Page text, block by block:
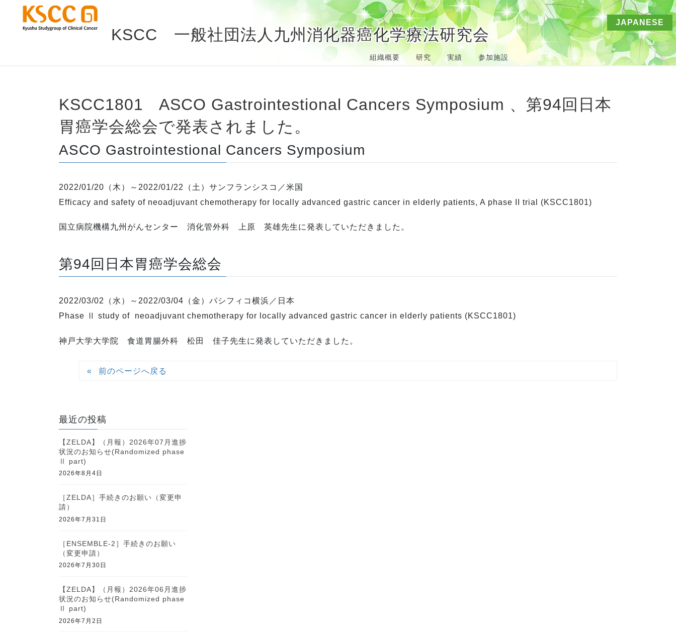
KSCC 一般社団法人九州消化器癌化学療法研究会
JAPANESE
組織概要 研究 実績 参加施設
KSCC1801 ASCO Gastrointestional Cancers Symposium 、第94回日本
胃癌学会総会で発表されました。
ASCO Gastrointestional Cancers Symposium
2022/01/20（木）～2022/01/22（土）サンフランシスコ／米国
Efficacy and safety of neoadjuvant chemotherapy for locally advanced gastric cancer in elderly patients, A phase II trial (KSCC1801)
国立病院機構九州がんセンター 消化管外科 上原 英雄先生に発表していただきました。
第94回日本胃癌学会総会
2022/03/02（水）～2022/03/04（金）パシフィコ横浜／日本
Phase Ⅱ study of neoadjuvant chemotherapy for locally advanced gastric cancer in elderly patients (KSCC1801)
神戸大学大学院 食道胃腸外科 松田 佳子先生に発表していただきました。
前のページへ戻る
最近の投稿
【ZELDA】（月報）2026年07月進捗
状況のお知らせ(Randomized phase
Ⅱ part)
2026年8月4日
［ZELDA］手続きのお願い（変更申
請）
2026年7月31日
［ENSEMBLE-2］手続きのお願い
（変更申請）
2026年7月30日
【ZELDA】（月報）2026年06月進捗
状況のお知らせ(Randomized phase
Ⅱ part)
2026年7月2日